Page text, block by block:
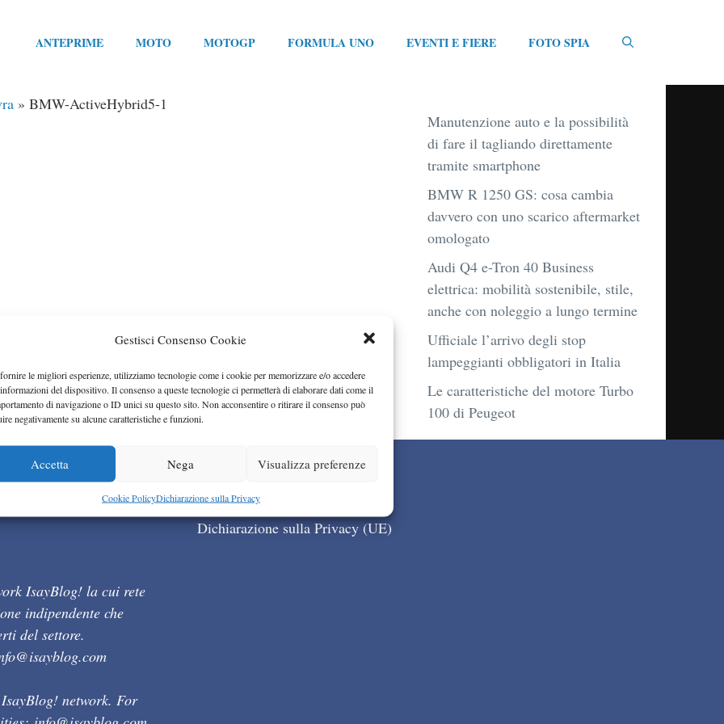
Gestisci Consenso Cookie
le migliori esperienze, utilizziamo tecnologie come i cookie per memorizzare e/o accedere
del dispositivo. Il consenso a queste tecnologie ci permetterà di elaborare dati come il
di navigazione o ID unici su questo sito. Non acconsentire o ritirare il consenso può
negativamente su alcune caratteristiche e funzioni.
Accetta Nega Visualizza preferenze
Cookie PolicyDichiarazione sulla Privacy
ANTEPRIME MOTO MOTOGP FORMULA UNO EVENTI E FIERE FOTO SPIA
» BMW-ActiveHybrid5-1
Manutenzione auto e la possibilità
di fare il tagliando direttamente
tramite smartphone
BMW R 1250 GS: cosa cambia
davvero con uno scarico aftermarket
omologato
Audi Q4 e-Tron 40 Business
elettrica: mobilità sostenibile, stile,
anche con noleggio a lungo termine
Ufficiale l’arrivo degli stop
lampeggianti obbligatori in Italia
Le caratteristiche del motore Turbo
100 di Peugeot
IsayBlog! la cui rete
indipendente che
del settore.
network. For
Cookie Policy (UE)
Dichiarazione sulla Privacy (UE)